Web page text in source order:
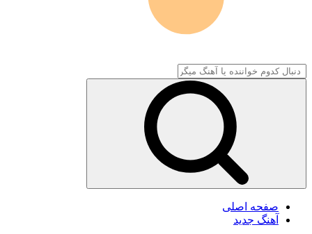
صفحه اصلی
آهنگ جدید